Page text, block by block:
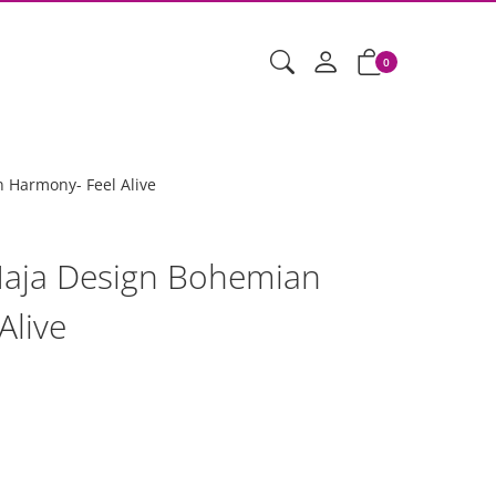
0
Feel Alive
Design Bohemian